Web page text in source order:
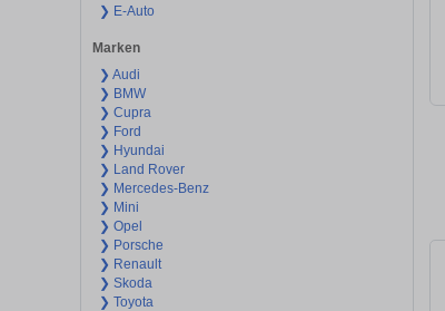
❯ E-Auto
Marken
❯ Audi
❯ BMW
❯ Cupra
❯ Ford
❯ Hyundai
❯ Land Rover
❯ Mercedes-Benz
❯ Mini
❯ Opel
❯ Porsche
❯ Renault
❯ Skoda
❯ Toyota